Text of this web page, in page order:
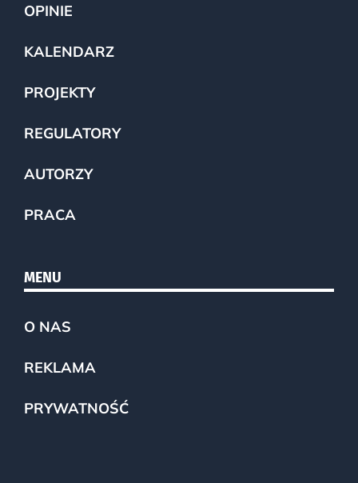
OPINIE
KALENDARZ
PROJEKTY
REGULATORY
AUTORZY
PRACA
MENU
O NAS
REKLAMA
PRYWATNOŚĆ